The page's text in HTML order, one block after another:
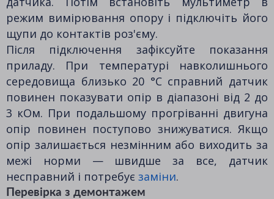
режим вимірювання опору і підключіть його
щупи до контактів роз'єму.
Після підключення зафіксуйте показання
приладу. При температурі навколишнього
середовища близько 20 °C справний датчик
повинен показувати опір в діапазоні від 2 до
3 кОм. При подальшому прогріванні двигуна
опір повинен поступово знижуватися. Якщо
опір залишається незмінним або виходить за
межі норми — швидше за все, датчик
несправний і потребує заміни.
Перевірка з демонтажем